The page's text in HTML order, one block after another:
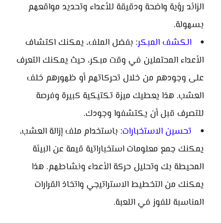
الزائد رؤية واضحة ودقيقة للأعداء وتحديد مواقعهم
بسهولة.
الكشف المبكر: بفضل الملف، يمكنك اكتشاف
الأعداء المحتملين في وقت مبكر، حيث يمكنك التعرف
على وجودهم من خلال تحركاتهم أو ظهورهم خلف
العشب. هذا يعطيك ميزة تكتيكية كبيرة وفرصة
للتصرف قبل أن يكتشفوا وجودك.
تحسين الاستخبارات: باستخدام ملف إزالة العشب،
يمكنك جمع معلومات استخباراتية قيمة عن البيئة
المحيطة بك وتحليل حركة الأعداء ونشاطهم. هذا
يمكنك من التخطيط الاستراتيجي واتخاذ القرارات
المناسبة للفوز في اللعبة.